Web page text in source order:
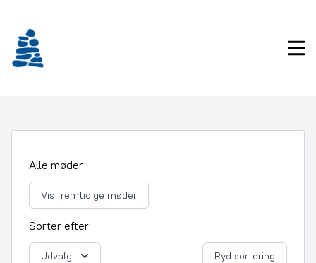
indhold
Alle møder
Vis fremtidige møder
Sorter efter
Udvalg Ryd sortering